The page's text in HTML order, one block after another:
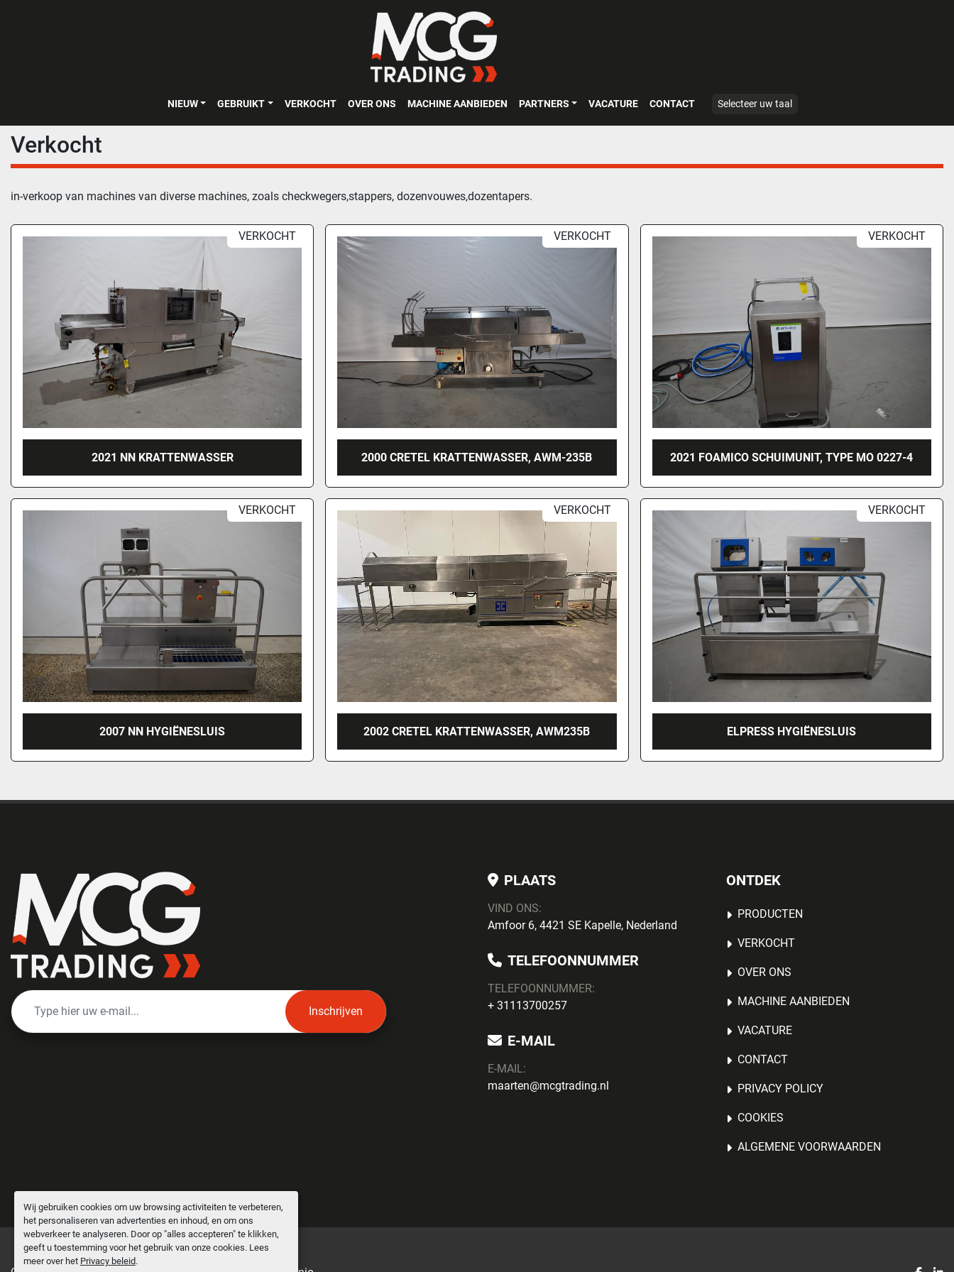
Wij gebruiken cookies om uw browsing activiteiten te verbeteren,
het personaliseren van advertenties en inhoud, en om ons
webverkeer te analyseren. Door op "alles accepteren" te klikken,
geeft u toestemming voor het gebruik van onze cookies. Lees
meer over het Privacy beleid.
NIEUW GEBRUIKT VERKOCHT OVER ONS MACHINE AANBIEDEN PARTNERS VACATURE CONTACT Selecteer uw taal
Verkocht
in-verkoop van machines van diverse machines, zoals checkwegers,stappers, dozenvouwes,dozentapers.
VERKOCHT
2021 NN KRATTENWASSER
VERKOCHT
2000 CRETEL KRATTENWASSER, AWM-235B
VERKOCHT
2021 FOAMICO SCHUIMUNIT, TYPE MO 0227-4
VERKOCHT
2007 NN HYGIËNESLUIS
VERKOCHT
2002 CRETEL KRATTENWASSER, AWM235B
VERKOCHT
ELPRESS HYGIËNESLUIS
Inschrijven
PLAATS
VIND ONS:
Amfoor 6, 4421 SE Kapelle, Nederland
TELEFOONNUMMER
TELEFOONNUMMER:
+ 31113700257
E-MAIL
E-MAIL:
maarten@mcgtrading.nl
ONTDEK
PRODUCTEN
VERKOCHT
OVER ONS
MACHINE AANBIEDEN
VACATURE
CONTACT
PRIVACY POLICY
COOKIES
ALGEMENE VOORWAARDEN